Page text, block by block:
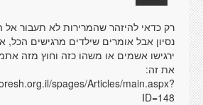
רק כדאי להיזהר שהמרירות לא תעבור אל
נסיון אבל אומרים שילדים מרגישים הכל,
ירגישו אשמים או משהו כזה וחוץ מזה
את זה:
spages/Articles/main.aspx?
ID=148